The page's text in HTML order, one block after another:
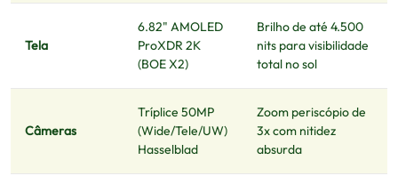
Tela
6.82" AMOLED
ProXDR 2K
(BOE X2)
Brilho de até 4.500
nits para visibilidade
total no sol
Câmeras
Tríplice 50MP
(Wide/Tele/UW)
Hasselblad
Zoom periscópio de
3x com nitidez
absurda